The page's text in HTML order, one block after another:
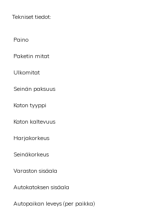
Tekniset tiedot:
Paino
Paketin mitat
Ulkomitat
Seinän paksuus
Katon tyyppi
Katon kaltevuus
Harjakorkeus
Seinäkorkeus
Varaston sisäala
Autokatoksen sisäala
Autopaikan leveys (per paikka)